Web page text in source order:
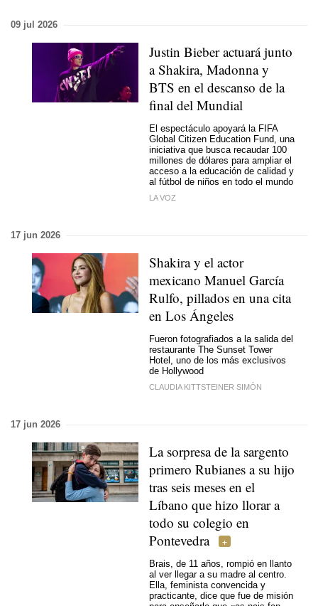
09 jul 2026
Justin Bieber actuará junto
a Shakira, Madonna y
BTS en el descanso de la
final del Mundial
El espectáculo apoyará la FIFA
Global Citizen Education Fund, una
iniciativa que busca recaudar 100
millones de dólares para ampliar el
acceso a la educación de calidad y
al fútbol de niños en todo el mundo
LA VOZ
17 jun 2026
Shakira y el actor
mexicano Manuel García
Rulfo, pillados en una cita
en Los Ángeles
Fueron fotografiados a la salida del
restaurante The Sunset Tower
Hotel, uno de los más exclusivos
de Hollywood
CLAUDIA KITTSTEINER SIMÓN
17 jun 2026
La sorpresa de la sargento
primero Rubianes a su hijo
tras seis meses en el
Líbano que hizo llorar a
todo su colegio en
Pontevedra
Brais, de 11 años, rompió en llanto
al ver llegar a su madre al centro.
Ella, feminista convencida y
practicante, dice que fue de misión